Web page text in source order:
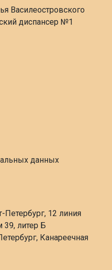
Василеостровского
диспансер №1
данных
Петербург, 12 линия
39, литер Б
Канареечная